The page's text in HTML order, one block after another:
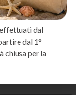
terapie iniettive a
dal
dal 1°
chiusa per la